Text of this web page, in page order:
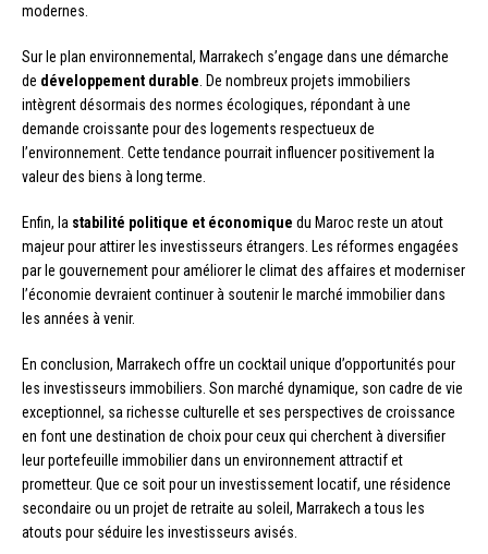
modernes.
Sur le plan environnemental, Marrakech s’engage dans une démarche
de développement durable . De nombreux projets immobiliers
intègrent désormais des normes écologiques, répondant à une
demande croissante pour des logements respectueux de
l’environnement. Cette tendance pourrait influencer positivement la
valeur des biens à long terme.
Enfin, la stabilité politique et économique du Maroc reste un atout
majeur pour attirer les investisseurs étrangers. Les réformes engagées
par le gouvernement pour améliorer le climat des affaires et moderniser
l’économie devraient continuer à soutenir le marché immobilier dans
les années à venir.
En conclusion, Marrakech offre un cocktail unique d’opportunités pour
les investisseurs immobiliers. Son marché dynamique, son cadre de vie
exceptionnel, sa richesse culturelle et ses perspectives de croissance
en font une destination de choix pour ceux qui cherchent à diversifier
leur portefeuille immobilier dans un environnement attractif et
prometteur. Que ce soit pour un investissement locatif, une résidence
secondaire ou un projet de retraite au soleil, Marrakech a tous les
atouts pour séduire les investisseurs avisés.